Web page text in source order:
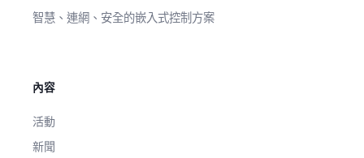
智慧、連網、安全的嵌入式控制方案
內容
活動
新聞